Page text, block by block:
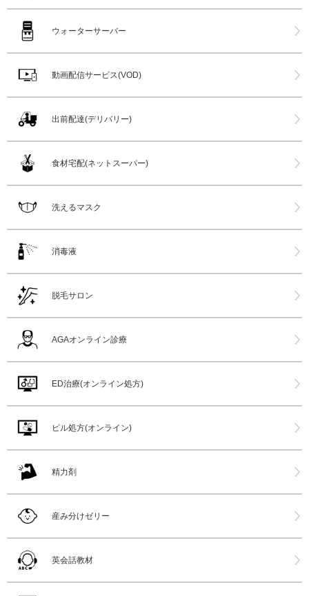
ウォーターサーバー
動画配信サービス(VOD)
出前配達(デリバリー)
食材宅配(ネットスーパー)
洗えるマスク
消毒液
脱毛サロン
AGAオンライン診療
ED治療(オンライン処方)
ピル処方(オンライン)
精力剤
産み分けゼリー
英会話教材